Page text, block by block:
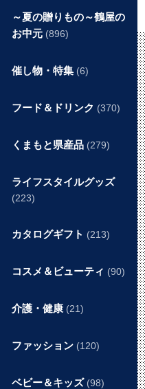
～夏の贈りもの～鶴屋の
お中元 (896)
催し物・特集 (6)
フード＆ドリンク (370)
くまもと県産品 (279)
ライフスタイルグッズ
(223)
カタログギフト (213)
コスメ＆ビューティ (90)
介護・健康 (21)
ファッション (120)
ベビー＆キッズ (98)